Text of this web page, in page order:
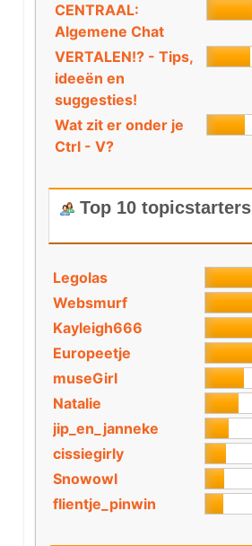
CENTRAAL:
Algemene Chat
VERTALEN!? - Tips,
ideeën en
suggesties!
Wat zit er onder je
Ctrl - V?
Top 10 topicstarters
Legolas
Websmurf
Kayleigh666
Europeetje
museGirl
Natalie
jip_en_janneke
cissiegirly
Snowowl
flientje_pinwin